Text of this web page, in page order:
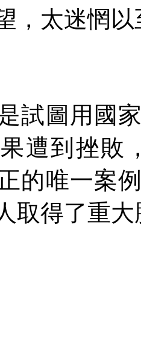
，太迷惘
試圖用國
遭到挫敗
的唯一案
取得了重大